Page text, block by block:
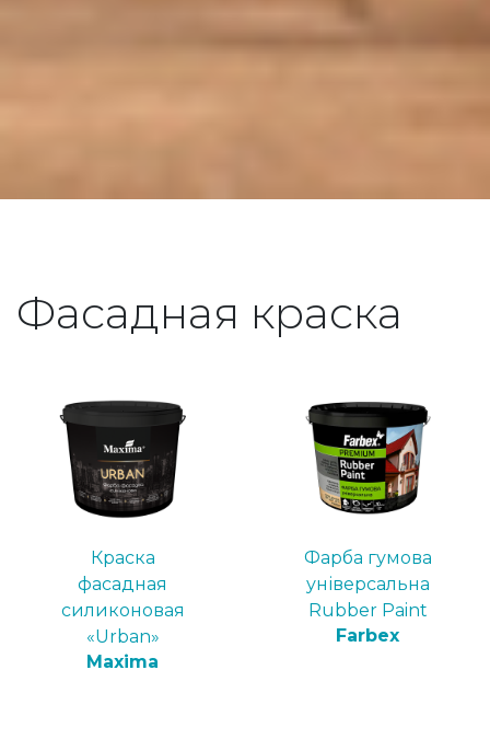
Фасадная краска
Краска
фасадная
силиконовая
«Urban»
Maxima
Фарба гумова
універсальна
Rubber Paint
Farbex